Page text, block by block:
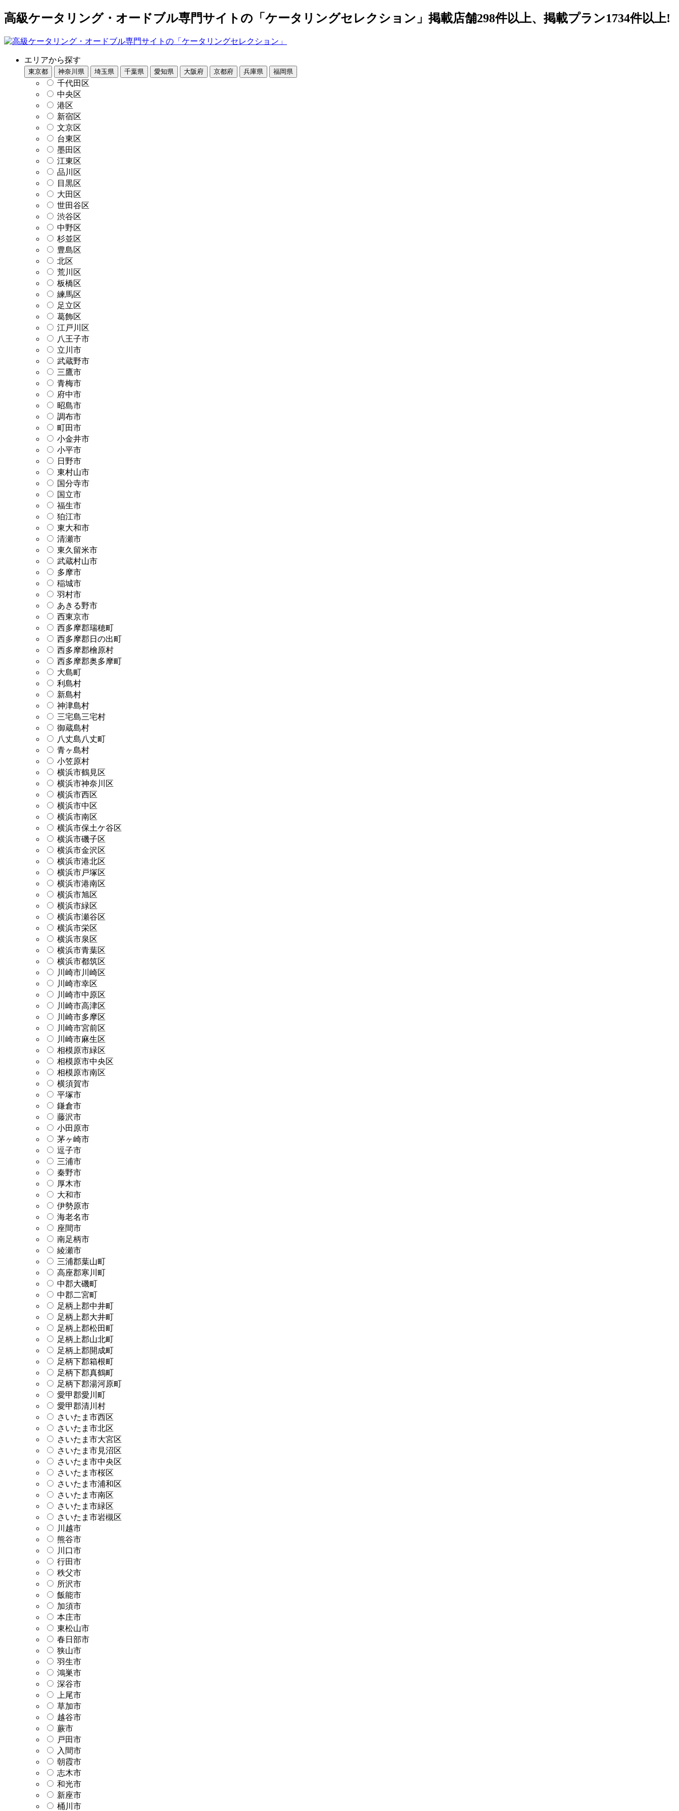
高級ケータリング・オードブル専門サイトの「ケータリングセレクション」掲載店舗298件以上、掲載プラン1734件以上!
エリアから探す
東京都 神奈川県 埼玉県 千葉県 愛知県 大阪府 京都府 兵庫県 福岡県
千代田区
中央区
港区
新宿区
文京区
台東区
墨田区
江東区
品川区
目黒区
大田区
世田谷区
渋谷区
中野区
杉並区
豊島区
北区
荒川区
板橋区
練馬区
足立区
葛飾区
江戸川区
八王子市
立川市
武蔵野市
三鷹市
青梅市
府中市
昭島市
調布市
町田市
小金井市
小平市
日野市
東村山市
国分寺市
国立市
福生市
狛江市
東大和市
清瀬市
東久留米市
武蔵村山市
多摩市
稲城市
羽村市
あきる野市
西東京市
西多摩郡瑞穂町
西多摩郡日の出町
西多摩郡檜原村
西多摩郡奥多摩町
大島町
利島村
新島村
神津島村
三宅島三宅村
御蔵島村
八丈島八丈町
青ヶ島村
小笠原村
横浜市鶴見区
横浜市神奈川区
横浜市西区
横浜市中区
横浜市南区
横浜市保土ケ谷区
横浜市磯子区
横浜市金沢区
横浜市港北区
横浜市戸塚区
横浜市港南区
横浜市旭区
横浜市緑区
横浜市瀬谷区
横浜市栄区
横浜市泉区
横浜市青葉区
横浜市都筑区
川崎市川崎区
川崎市幸区
川崎市中原区
川崎市高津区
川崎市多摩区
川崎市宮前区
川崎市麻生区
相模原市緑区
相模原市中央区
相模原市南区
横須賀市
平塚市
鎌倉市
藤沢市
小田原市
茅ヶ崎市
逗子市
三浦市
秦野市
厚木市
大和市
伊勢原市
海老名市
座間市
南足柄市
綾瀬市
三浦郡葉山町
高座郡寒川町
中郡大磯町
中郡二宮町
足柄上郡中井町
足柄上郡大井町
足柄上郡松田町
足柄上郡山北町
足柄上郡開成町
足柄下郡箱根町
足柄下郡真鶴町
足柄下郡湯河原町
愛甲郡愛川町
愛甲郡清川村
さいたま市西区
さいたま市北区
さいたま市大宮区
さいたま市見沼区
さいたま市中央区
さいたま市桜区
さいたま市浦和区
さいたま市南区
さいたま市緑区
さいたま市岩槻区
川越市
熊谷市
川口市
行田市
秩父市
所沢市
飯能市
加須市
本庄市
東松山市
春日部市
狭山市
羽生市
鴻巣市
深谷市
上尾市
草加市
越谷市
蕨市
戸田市
入間市
朝霞市
志木市
和光市
新座市
桶川市